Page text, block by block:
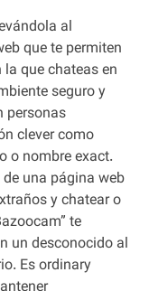
al
que te permiten
que chateas en
seguro y
personas
clever como
o nombre exact.
una página web
y chatear o
te
un desconocido al
Es ordinary